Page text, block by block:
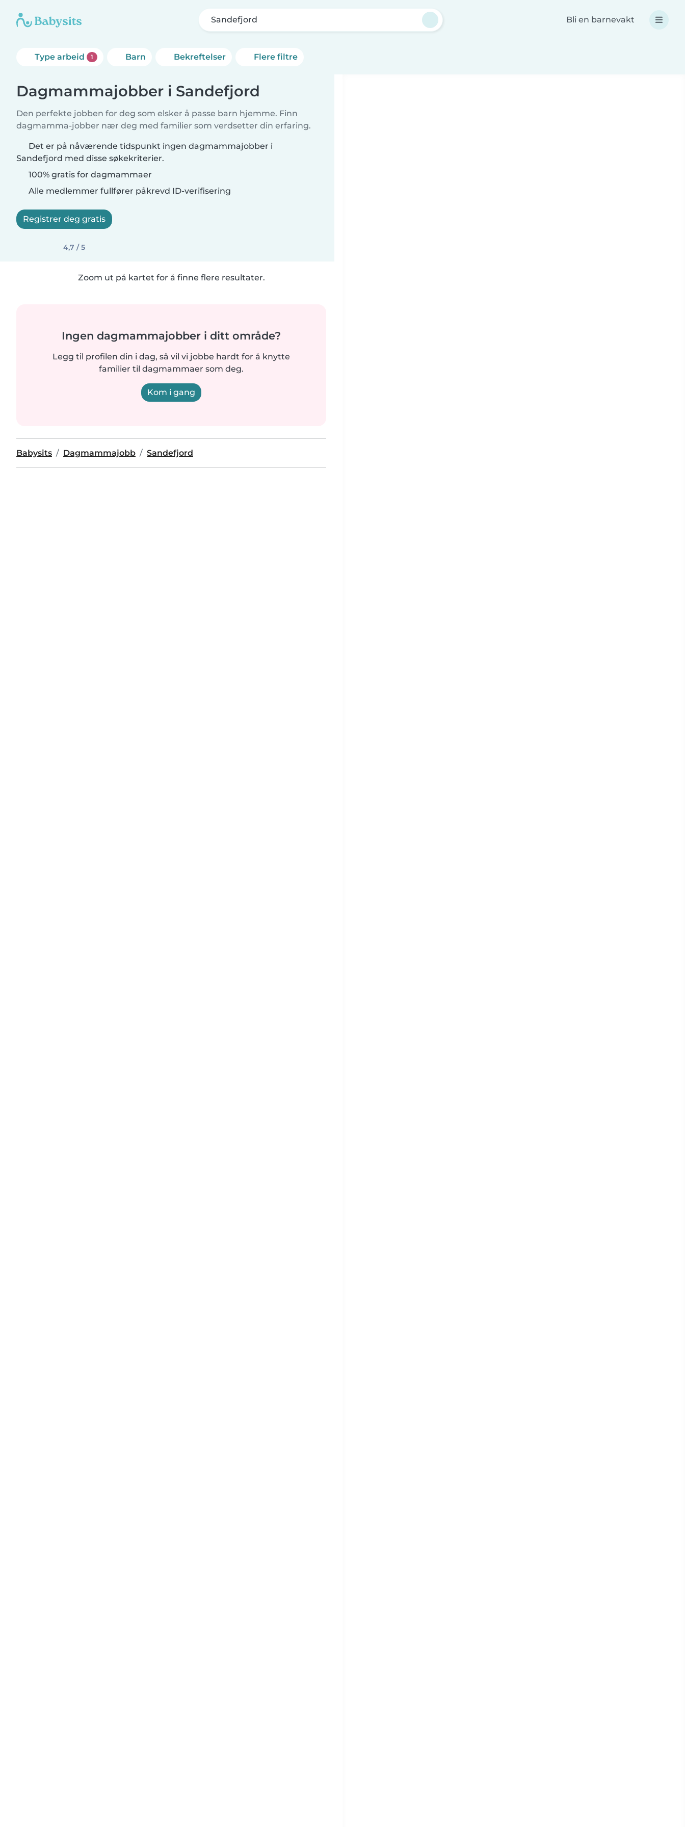
Sandefjord Bli en barnevakt
Type arbeid 1 Barn Bekreftelser Flere filtre
Dagmammajobber i Sandefjord
Den perfekte jobben for deg som elsker å passe barn hjemme. Finn
dagmamma-jobber nær deg med familier som verdsetter din erfaring.
Det er på nåværende tidspunkt ingen dagmammajobber i
Sandefjord med disse søkekriterier.
100% gratis for dagmammaer
Alle medlemmer fullfører påkrevd ID-verifisering
Registrer deg gratis
4,7 / 5
Zoom ut på kartet for å finne flere resultater.
Ingen dagmammajobber i ditt område?
Legg til profilen din i dag, så vil vi jobbe hardt for å knytte
familier til dagmammaer som deg.
Kom i gang
Babysits Dagmammajobb Sandefjord